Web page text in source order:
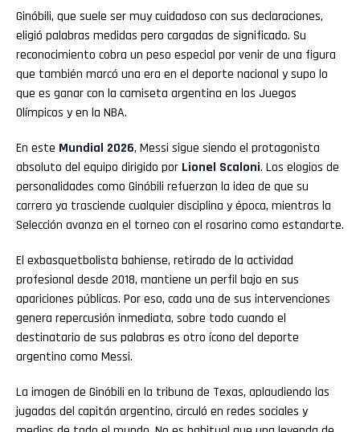
Ginóbili, que suele ser muy cuidadoso con sus declaraciones,
eligió palabras medidas pero cargadas de significado. Su
reconocimiento cobra un peso especial por venir de una figura
que también marcó una era en el deporte nacional y supo lo
que es ganar con la camiseta argentina en los Juegos
Olímpicos y en la NBA.
En este Mundial 2026, Messi sigue siendo el protagonista
absoluto del equipo dirigido por Lionel Scaloni. Los elogios de
personalidades como Ginóbili refuerzan la idea de que su
carrera ya trasciende cualquier disciplina y época, mientras la
Selección avanza en el torneo con el rosarino como estandarte.
El exbasquetbolista bahiense, retirado de la actividad
profesional desde 2018, mantiene un perfil bajo en sus
apariciones públicas. Por eso, cada una de sus intervenciones
genera repercusión inmediata, sobre todo cuando el
destinatario de sus palabras es otro ícono del deporte
argentino como Messi.
La imagen de Ginóbili en la tribuna de Texas, aplaudiendo las
jugadas del capitán argentino, circuló en redes sociales y